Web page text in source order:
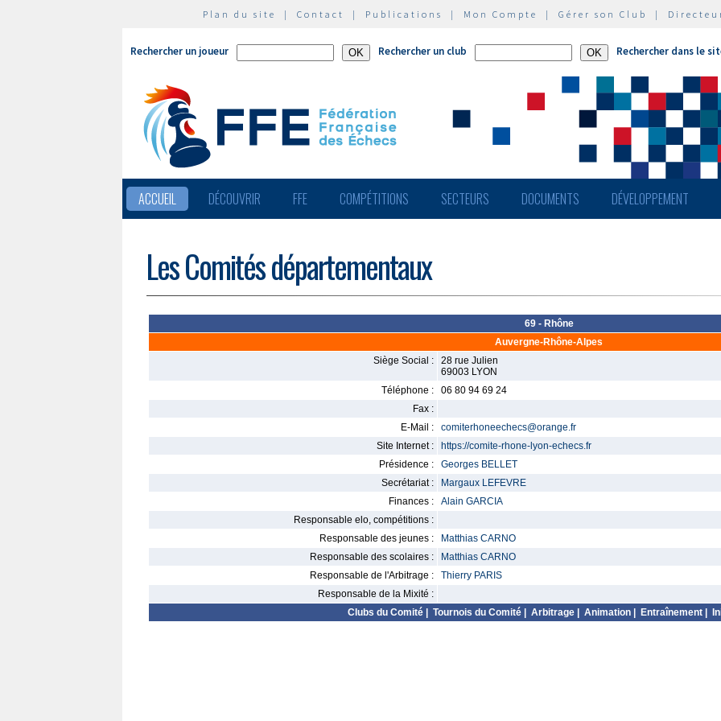
Plan du site | Contact | Publications | Mon Compte | Gérer son Club |
Rechercher un joueur Rechercher un club Rechercher dans le
ACCUEIL DÉCOUVRIR FFE COMPÉTITIONS SECTEURS DOCUMENTS DÉVELOPPEMENT
Les Comités départementaux
69 - Rhône
Auvergne-Rhône-Alpes
Siège Social :
28 rue Julien
69003 LYON
Téléphone :
06 80 94 69 24
Fax :
E-Mail :
comiterhoneechecs@orange.fr
Site Internet :
https://comite-rhone-lyon-echecs.fr
Présidence :
Georges BELLET
Secrétariat :
Margaux LEFEVRE
Finances :
Alain GARCIA
Responsable elo, compétitions :
Responsable des jeunes :
Matthias CARNO
Responsable des scolaires :
Matthias CARNO
Responsable de l'Arbitrage :
Thierry PARIS
Responsable de la Mixité :
Clubs du Comité| Tournois du Comité| Arbitrage| Animation| Entraînement|